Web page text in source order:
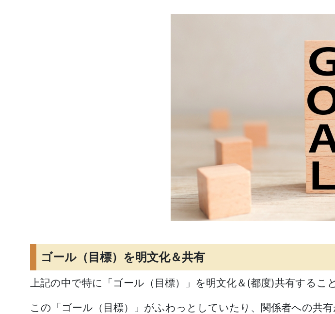
ゴール（目標）を明文化＆共有
上記の中で特に「ゴール（目標）」を明文化＆(都度)共有するこ
この「ゴール（目標）」がふわっとしていたり、関係者への共